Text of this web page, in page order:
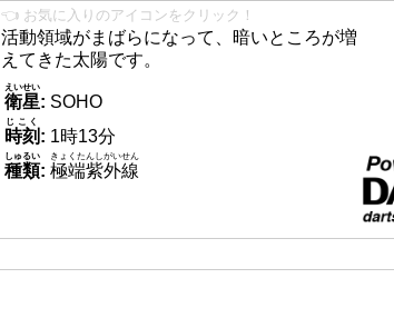
👈 お気に入りのアイコンをクリック！
活動領域がまばらになって、暗いところが増
えてきた太陽です。
衛星
えいせい
: SOHO
時刻
じこく
: 1時13分
種類
しゅるい
: 極端紫外線
きょくたんしがいせん